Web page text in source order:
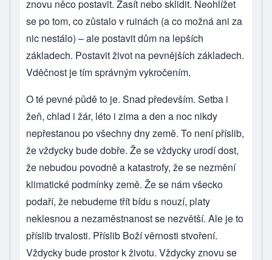
znovu něco postavit. Zasít nebo sklidit. Neohlížet
se po tom, co zůstalo v ruinách (a co možná ani za
nic nestálo) – ale postavit dům na lepších
základech. Postavit život na pevnějších základech.
Vděčnost je tím správným vykročením.
O té pevné půdě to je. Snad především. Setba i
žeň, chlad i žár, léto i zima a den a noc nikdy
nepřestanou po všechny dny země. To není příslib,
že vždycky bude dobře. Že se vždycky urodí dost,
že nebudou povodně a katastrofy, že se nezmění
klimatické podmínky země. Že se nám všecko
podaří, že nebudeme třít bídu s nouzí, platy
neklesnou a nezaměstnanost se nezvětší. Ale je to
příslib trvalosti. Příslib Boží věrnosti stvoření.
Vždycky bude prostor k životu. Vždycky znovu se